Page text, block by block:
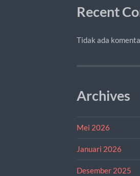
Recent
Tidak ada
Archives
Mei 2026
Januari 2026
Desember 2025